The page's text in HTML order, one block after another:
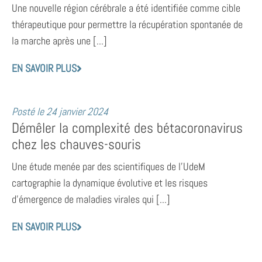
Une nouvelle région cérébrale a été identifiée comme cible
thérapeutique pour permettre la récupération spontanée de
la marche après une [...]
EN SAVOIR PLUS
Posté le24 janvier 2024
Démêler la complexité des bétacoronavirus
chez les chauves-souris
Une étude menée par des scientifiques de l’UdeM
cartographie la dynamique évolutive et les risques
d’émergence de maladies virales qui [...]
EN SAVOIR PLUS